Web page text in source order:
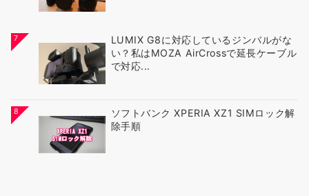
7
LUMIX G8に対応しているジンバルがな
い？私はMOZA AirCrossで延長ケーブル
で対応...
8
ソフトバンク XPERIA XZ1 SIMロック解
除手順